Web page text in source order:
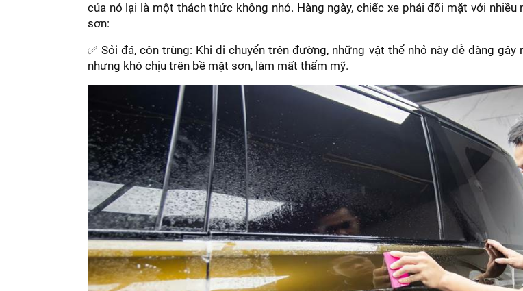
của nó lại là một thách thức không nhỏ. Hàng ngày, chiếc xe phải đối mặt với nhiều
sơn:
✅ Sỏi đá, côn trùng: Khi di chuyển trên đường, những vật thể nhỏ này dễ dàng gây
nhưng khó chịu trên bề mặt sơn, làm mất thẩm mỹ.